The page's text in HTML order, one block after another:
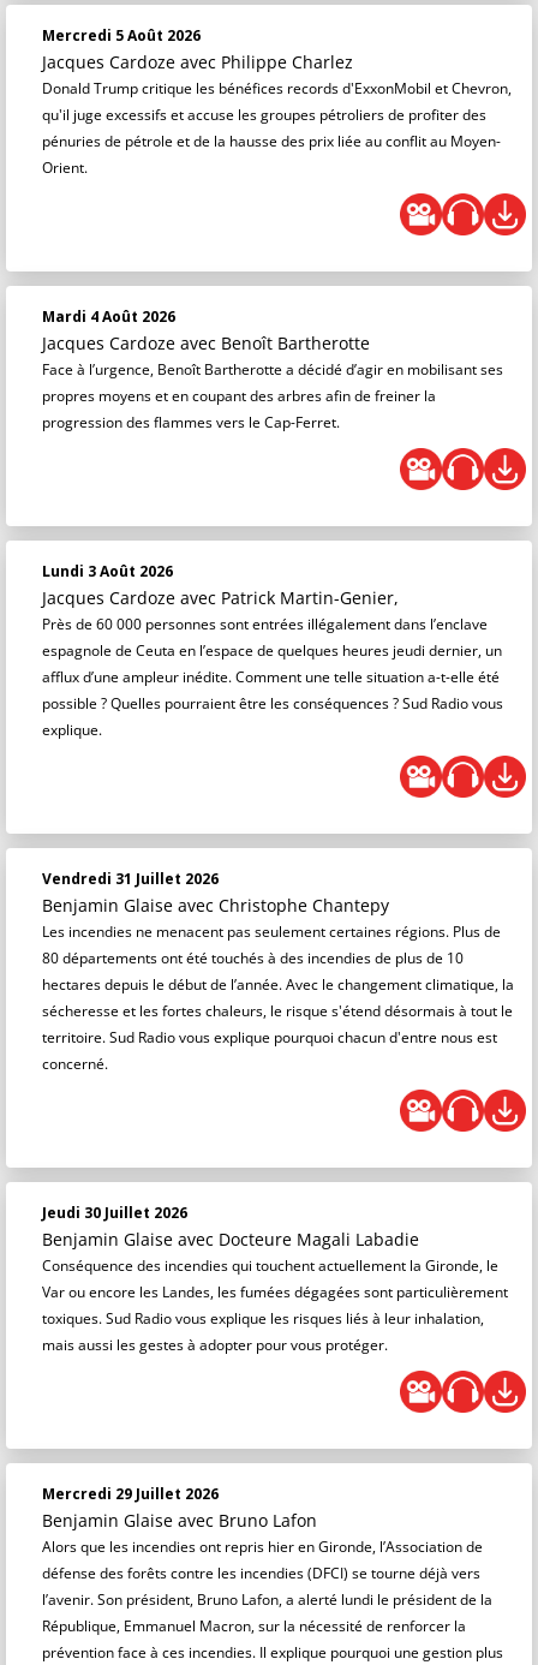
Mercredi 5 Août 2026
Jacques Cardoze avec Philippe Charlez
Donald Trump critique les bénéfices records d'ExxonMobil et Chevron,
qu'il juge excessifs et accuse les groupes pétroliers de profiter des
pénuries de pétrole et de la hausse des prix liée au conflit au Moyen-
Orient.
Mardi 4 Août 2026
Jacques Cardoze avec Benoît Bartherotte
Face à l’urgence, Benoît Bartherotte a décidé d’agir en mobilisant ses
propres moyens et en coupant des arbres afin de freiner la
progression des flammes vers le Cap-Ferret.
Lundi 3 Août 2026
Jacques Cardoze avec Patrick Martin-Genier,
Près de 60 000 personnes sont entrées illégalement dans l’enclave
espagnole de Ceuta en l’espace de quelques heures jeudi dernier, un
afflux d’une ampleur inédite. Comment une telle situation a-t-elle été
possible ? Quelles pourraient être les conséquences ? Sud Radio vous
explique.
Vendredi 31 Juillet 2026
Benjamin Glaise avec Christophe Chantepy
Les incendies ne menacent pas seulement certaines régions. Plus de
80 départements ont été touchés à des incendies de plus de 10
hectares depuis le début de l’année. Avec le changement climatique, la
sécheresse et les fortes chaleurs, le risque s'étend désormais à tout le
territoire. Sud Radio vous explique pourquoi chacun d'entre nous est
concerné.
Jeudi 30 Juillet 2026
Benjamin Glaise avec Docteure Magali Labadie
Conséquence des incendies qui touchent actuellement la Gironde, le
Var ou encore les Landes, les fumées dégagées sont particulièrement
toxiques. Sud Radio vous explique les risques liés à leur inhalation,
mais aussi les gestes à adopter pour vous protéger.
Mercredi 29 Juillet 2026
Benjamin Glaise avec Bruno Lafon
Alors que les incendies ont repris hier en Gironde, l’Association de
défense des forêts contre les incendies (DFCI) se tourne déjà vers
l’avenir. Son président, Bruno Lafon, a alerté lundi le président de la
République, Emmanuel Macron, sur la nécessité de renforcer la
prévention face à ces incendies. Il explique pourquoi une gestion plus